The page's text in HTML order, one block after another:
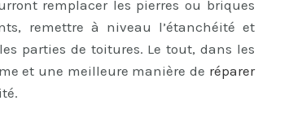
remplacer les pierres ou briques
remettre à niveau l’étanchéité et
parties de toitures. Le tout, dans les
et une meilleure manière de réparer